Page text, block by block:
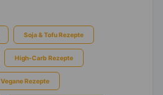
Soja & Tofu Rezepte
High-Carb Rezepte
Vegane Rezepte